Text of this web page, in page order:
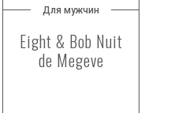
Для мужчин
Eight & Bob Nuit
de Megeve